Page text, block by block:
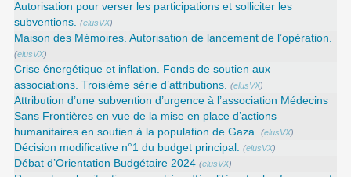
Autorisation pour verser les participations et solliciter les
subventions. (elusVX)
Maison des Mémoires. Autorisation de lancement de l’opération.
(elusVX)
Crise énergétique et inflation. Fonds de soutien aux
associations. Troisième série d’attributions. (elusVX)
Attribution d’une subvention d’urgence à l’association Médecins
Sans Frontières en vue de la mise en place d’actions
humanitaires en soutien à la population de Gaza. (elusVX)
Décision modificative n°1 du budget principal. (elusVX)
Débat d’Orientation Budgétaire 2024 (elusVX)